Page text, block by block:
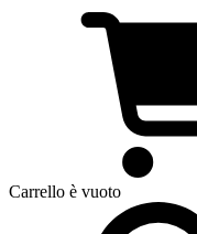
Carrello è vuoto